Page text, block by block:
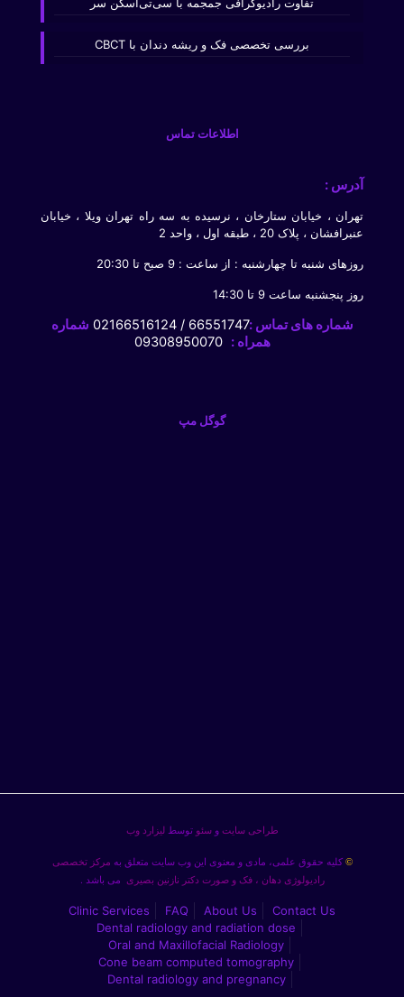
بررسی تخصصی فک و ریشه دندان با CBCT
اطلاعات تماس
آدرس :
تهران ، خیابان ستارخان ، نرسیده به سه راه تهران ویلا ، خیابان
عنبرافشان ، پلاک 20 ، طبقه اول ، واحد 2
روزهای شنبه تا چهارشنبه : از ساعت : 9 صبح تا 20:30
روز پنجشنبه ساعت 9 تا 14:30
شماره های تماس :66551747 / 02166516124
شماره
همراه : 09308950070
گوگل مپ
طراحی سایتو سئو توسط لیزارد وب
© کلیه حقوق علمی، مادی و معنوی این وب سایت متعلق به مرکز تخصصی
رادیولوژی دهان ، فک و صورت دکتر نازنین بصیری می باشد .
Contact Us
About Us
FAQ
Clinic Services
Dental radiology and radiation dose
Oral and Maxillofacial Radiology
Cone beam computed tomography
Dental radiology and pregnancy